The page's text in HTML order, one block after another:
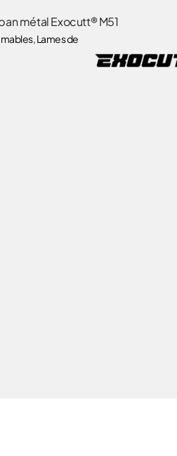
métal Exocutt® M51
, Lames de